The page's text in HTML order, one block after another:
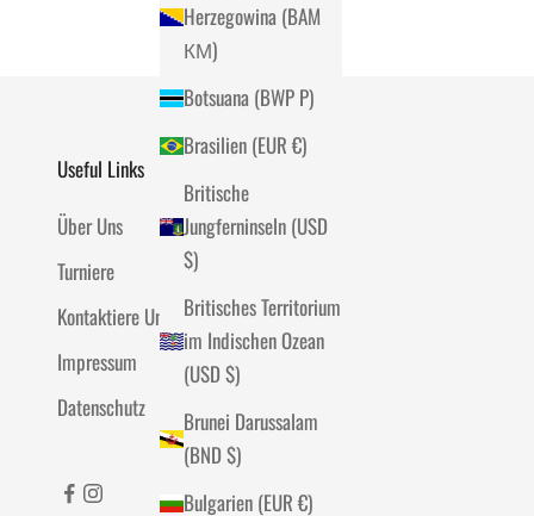
Herzegowina (BAM
КМ)
Botsuana (BWP P)
Brasilien (EUR €)
Britische
Jungferninseln (USD
$)
Britisches Territorium
im Indischen Ozean
(USD $)
Brunei Darussalam
(BND $)
Bulgarien (EUR €)
Useful Links
Über Uns
Turniere
Kontaktiere Uns
Impressum
Datenschutz